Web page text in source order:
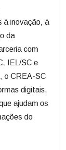
à inovação, à
da
com
IEL/SC e
o CREA-SC
digitais,
ajudam os
do